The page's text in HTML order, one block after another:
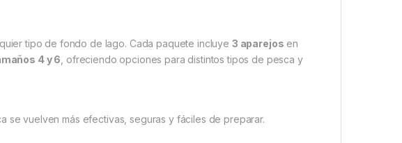
tipo de fondo de lago. Cada paquete incluye 3 aparejos en
4 y 6 , ofreciendo opciones para distintos tipos de pesca y
se vuelven más efectivas, seguras y fáciles de preparar.